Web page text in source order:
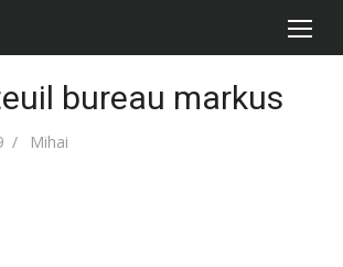
bureau markus
Author
Mihai